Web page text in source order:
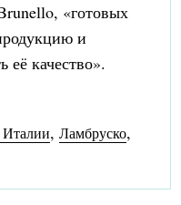
«готовых
и
её качество».
Италии,Ламбруско,